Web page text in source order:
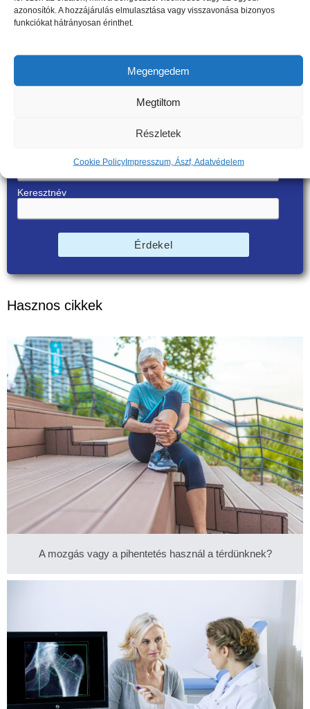
azonosítók. A hozzájárulás elmulasztása vagy visszavonása bizonyos
funkciókat hátrányosan érinthet.
Megengedem
Megtiltom
Részletek
Cookie PolicyImpresszum, Ászf, Adatvédelem
Szeretne értesülni aktuális ajánlatainkról,
Keresztnév
Érdekel
Hasznos cikkek
A mozgás vagy a pihentetés használ a térdünknek?